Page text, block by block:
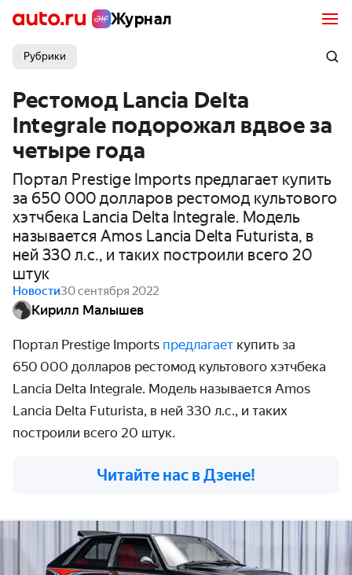
Журнал
Рубрики
Рестомод Lancia Delta
Integrale подорожал вдвое за
четыре года
Портал Prestige Imports предлагает купить
за 650 000 долларов рестомод культового
хэтчбека Lancia Delta Integrale. Модель
называется Amos Lancia Delta Futurista, в
ней 330 л.с., и таких построили всего 20
штук
Новости30 сентября 2022
Кирилл Малышев
Портал Prestige Imports предлагает купить за
650 000 долларов рестомод культового хэтчбека
Lancia Delta Integrale. Модель называется Amos
Lancia Delta Futurista, в ней 330 л.с., и таких
построили всего 20 штук.
Читайте нас в Дзене!